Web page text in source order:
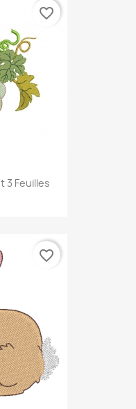
3 Feuilles
favorite_border
favorite_border